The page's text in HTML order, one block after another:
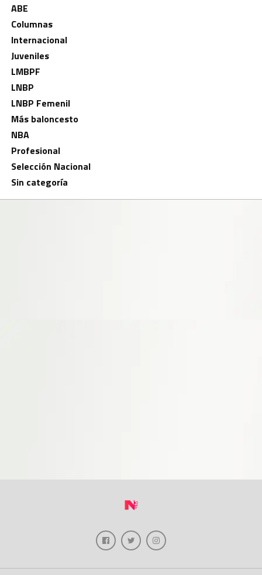
ABE
Columnas
Internacional
Juveniles
LMBPF
LNBP
LNBP Femenil
Más baloncesto
NBA
Profesional
Selección Nacional
Sin categoría